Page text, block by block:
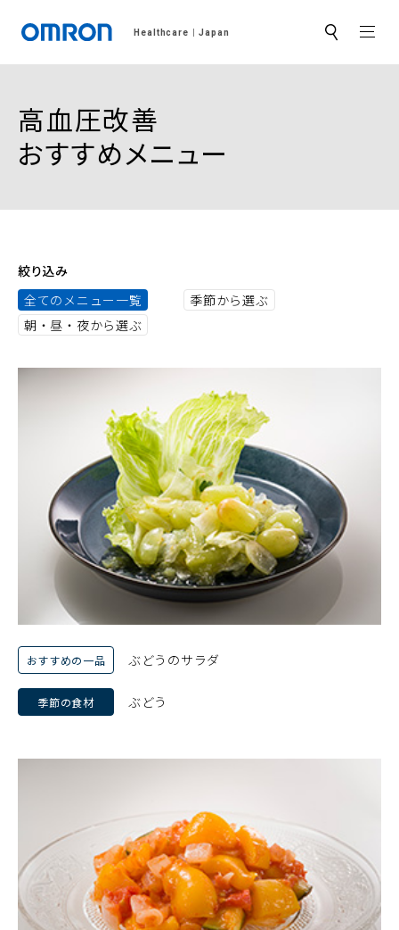
Healthcare Japan サ
ト
高血圧改善
おすすめメニュー
絞り込み
全てのメニュー一覧
季節から選ぶ
朝・昼・夜から選ぶ
おすすめの一品 ぶどうのサラダ
季節の食材 ぶどう